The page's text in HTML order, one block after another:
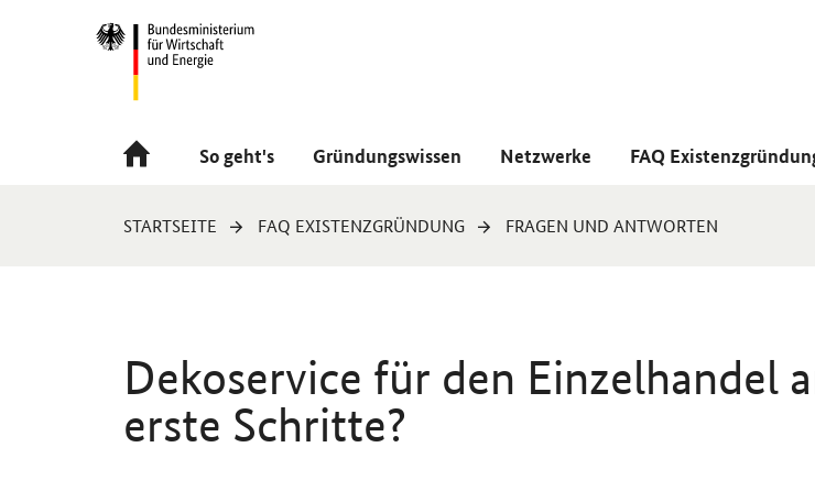
Navigation
Hauptmenü
So geht's Gründungswissen Netzwerke FAQ
Sie
STARTSEITE FAQ EXISTENZGRÜNDUNG FRAGEN UND ANTWORTEN
Dekoservice für den Einzelhandel
erste Schritte?